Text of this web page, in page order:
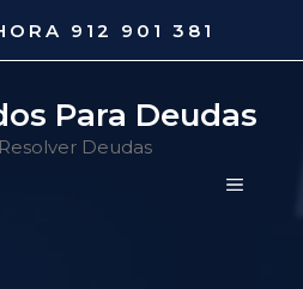
912 901 381
Para Deudas
Deudas
MENÚ